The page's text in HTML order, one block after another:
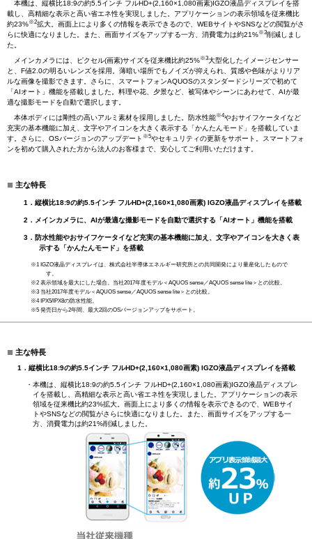
本機は、縦横比18:9の約5.5インチ フルHD+(2,160×1,080画素)IGZO液晶ディスプレイを搭
載し、高精細な表示と高い省エネ性を実現しました。アプリケーションの表示領域を従来機比
約23%※2拡大。画面上により多くの情報を表示できるので、WEBサイトやSNSなどの閲覧がさ
らに快適になりました。また、画面サイズをアップする一方、消費電力は約21%※3削減しまし
た。
メインカメラには、ピクセル(画素)サイズを従来機比約25%※3大型化したイメージセンサー
と、F値2.0の明るいレンズを採用。薄暗い場所でもノイズが抑えられ、質感や色味がよりリア
ルな画像を撮影できます。さらに、スマートフォンAQUOSのスタンダードシリーズで初めて
「AIオート」機能を搭載しました。料理や花、夕景など、被写体やシーンにあわせて、AIが最
適な撮影モードを自動で選択します。
本体ボディには剛性の高いアルミ素材を採用しました。防水性能※4やおサイフケータイなど
充実の基本機能に加え、文字やアイコンを大きく表示する「かんたんモード」を搭載していま
す。さらに、OSバージョンのアップデート ※5やセキュリティの更新をサポート。スマートフォ
ンを初めて購入された方から法人のお客様まで、安心してご利用いただけます。
■ 主な特長
1．縦横比18:9の約5.5インチ フルHD+(2,160×1,080画素) IGZO液晶ディスプレイを搭載
2．メインカメラに、AIが最適な撮影モードを自動で選択する「AIオート」機能を搭載
3．防水性能やおサイフケータイなど充実の基本機能に加え、文字やアイコンを大きく表
示する「かんたんモード」を搭載
※1 IGZO液晶ディスプレイは、株式会社半導体エネルギー研究所との共同開発により量産化したもので
す。
※2 表示領域を最大にした場合。当社2017年度モデル＜AQUOS sense／AQUOS sense lite＞との比較。
※3 当社2017年度モデル＜AQUOS sense／AQUOS sense lite＞との比較。
※4 IPX5/IPX8の防水性能。
※5 発売日から2年間、最大2回のOSバージョンアップをサポート。
■ 主な特長
1．縦横比18:9の約5.5インチ フルHD+(2,160×1,080画素) IGZO液晶ディスプレイを搭載
・本機は、縦横比18:9の約5.5インチ フルHD+(2,160×1,080画素)IGZO液晶ディスプレ
イを搭載し、高精細な表示と高い省エネ性を実現しました。アプリケーションの表示
領域を従来機比約23%拡大。画面上により多くの情報を表示できるので、WEBサイ
トやSNSなどの閲覧がさらに快適になりました。また、画面サイズをアップする一
方、消費電力は約21%削減しました。